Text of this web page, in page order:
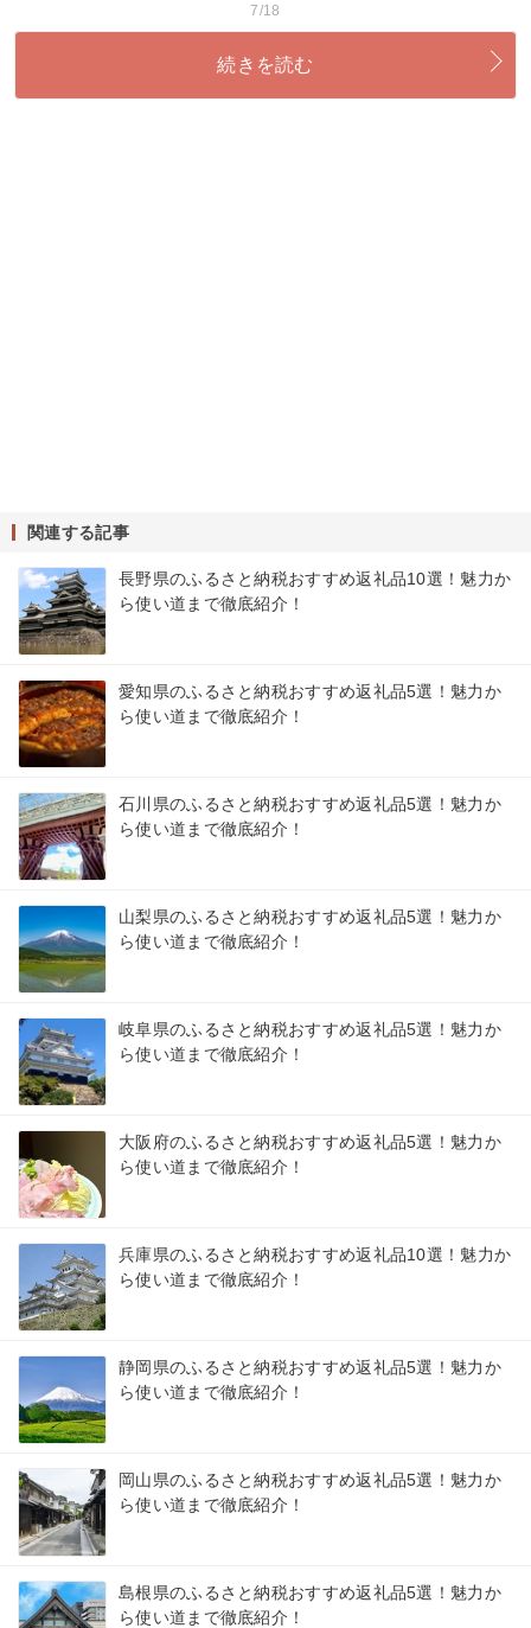
7/18
続きを読む
関連する記事
長野県のふるさと納税おすすめ返礼品10選！魅力か
ら使い道まで徹底紹介！
愛知県のふるさと納税おすすめ返礼品5選！魅力か
ら使い道まで徹底紹介！
石川県のふるさと納税おすすめ返礼品5選！魅力か
ら使い道まで徹底紹介！
山梨県のふるさと納税おすすめ返礼品5選！魅力か
ら使い道まで徹底紹介！
岐阜県のふるさと納税おすすめ返礼品5選！魅力か
ら使い道まで徹底紹介！
大阪府のふるさと納税おすすめ返礼品5選！魅力か
ら使い道まで徹底紹介！
兵庫県のふるさと納税おすすめ返礼品10選！魅力か
ら使い道まで徹底紹介！
静岡県のふるさと納税おすすめ返礼品5選！魅力か
ら使い道まで徹底紹介！
岡山県のふるさと納税おすすめ返礼品5選！魅力か
ら使い道まで徹底紹介！
島根県のふるさと納税おすすめ返礼品5選！魅力か
ら使い道まで徹底紹介！